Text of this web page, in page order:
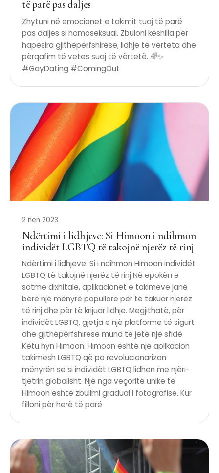
të parë pas daljes
Zhytuni në emocionet e takimit tuaj të parë
pas daljes si homoseksual. Zbuloni këshilla për
hapësira gjithëpërfshirëse, lidhje të vërteta dhe
përqafim të vetes suaj të vërtetë. 🌈✨
#GayDating #ComingOut
2 nën 2023
Ndërtimi i lidhjeve: Si Himoon i ndihmon
individët LGBTQ të takojnë njerëz të rinj
Ndërtimi i lidhjeve: Si i ndihmon Himoon individët
LGBTQ të takojnë njerëz të rinj Në epokën e
sotme dixhitale, aplikacionet e takimeve janë
bërë një mënyrë popullore për të takuar njerëz
të rinj dhe për të krijuar lidhje. Megjithatë, për
individët LGBTQ, gjetja e një platforme të sigurt
dhe gjithëpërfshirëse mund të jetë një sfidë.
Këtu hyn Himoon. Himoon është një aplikacion
takimesh LGBTQ që po revolucionarizon
mënyrën se si individët LGBTQ lidhen me njëri-
tjetrin globalisht. Një nga veçoritë unike të
Himoon është zbulimi gradual i fotografisë. Kur
filloni për herë të parë